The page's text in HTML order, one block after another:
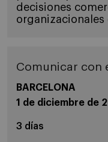
decisiones
organizacionales
Comunicar con
BARCELONA
1 de diciembre de
3 días